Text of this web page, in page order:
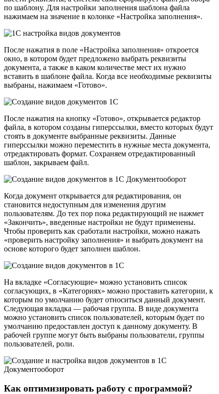
по шаблону. Для настройки заполнения шаблона файла
нажимаем на значение в колонке «Настройка заполнения».
После нажатия в поле «Настройка заполнения» откроется
окно, в котором будет предложено выбрать реквизиты
документа, а также в каком количестве мест их нужно
вставить в шаблоне файла. Когда все необходимые реквизиты
выбраны, нажимаем «Готово».
После нажатия на кнопку «Готово», открывается редактор
файла, в котором созданы гиперссылки, вместо которых будут
стоять в документе выбранные реквизиты. Данные
гиперссылки можно переместить в нужные места документа,
отредактировать формат. Сохраняем отредактированный
шаблон, закрываем файл.
Когда документ открывается для редактирования, он
становится недоступным для изменения другим
пользователям. До тех пор пока редактирующий не нажмет
«Закончить», введенные настройки не будут применены.
Чтобы проверить как сработали настройки, можно нажать
«проверить настройку заполнения» и выбрать документ на
основе которого будет заполнен шаблон.
На вкладке «Согласующие» можно установить список
согласующих, в «Категориях» можно проставить категории, к
которым по умолчанию будет относиться данный документ.
Следующая вкладка — рабочая группа. В виде документа
можно установить список пользователей, которым будет по
умолчанию предоставлен доступ к данному документу. В
рабочей группе могут быть выбраны пользователи, группы
пользователей, роли.
Как оптимизировать работу с программой?